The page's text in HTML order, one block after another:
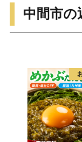
中間市の